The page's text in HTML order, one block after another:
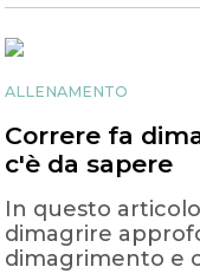
ALLENAMENTO
Correre fa
c'è da sapere
In questo
dimagrire
dimagrimento e